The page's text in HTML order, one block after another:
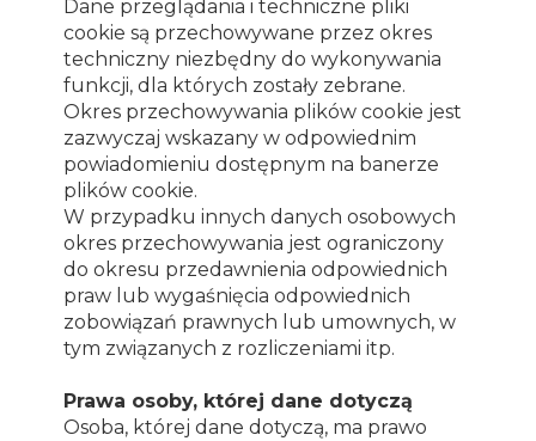
Dane przeglądania i techniczne pliki
cookie są przechowywane przez okres
techniczny niezbędny do wykonywania
funkcji, dla których zostały zebrane.
Okres przechowywania plików cookie jest
zazwyczaj wskazany w odpowiednim
powiadomieniu dostępnym na banerze
plików cookie.
W przypadku innych danych osobowych
okres przechowywania jest ograniczony
do okresu przedawnienia odpowiednich
praw lub wygaśnięcia odpowiednich
zobowiązań prawnych lub umownych, w
tym związanych z rozliczeniami itp.
Prawa osoby, której dane dotyczą
Osoba, której dane dotyczą, ma prawo